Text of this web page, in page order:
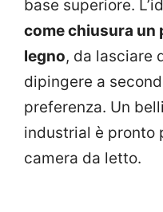
base superiore.
come chiusura un
legno, da lasciare
dipingere a
preferenza. Un
industrial è pronto
camera da letto.